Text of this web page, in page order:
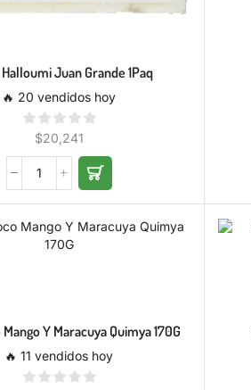
Juan Grande 1Paq
🔥 20 vendidos hoy
$20,241
Y Maracuya Quimya 170G
🔥 11 vendidos hoy